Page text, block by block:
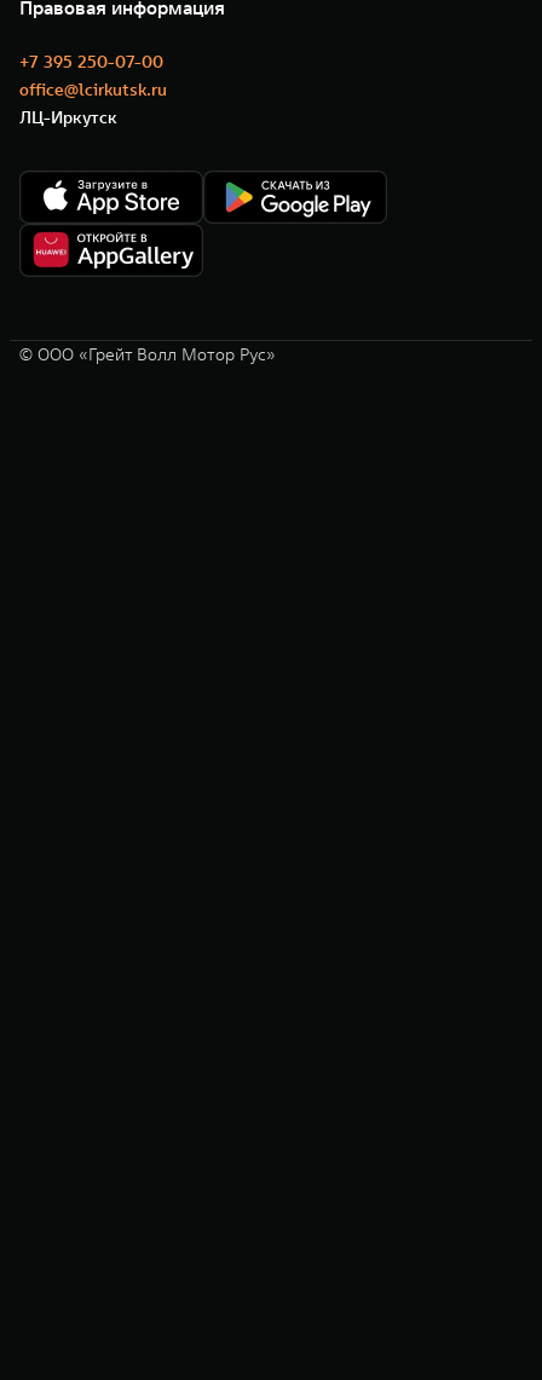
Моторные масла
Правовая информация
+7 395 250-07-00
office@lcirkutsk.ru
ЛЦ-Иркутск
© ООО «Грейт Волл Мотор Рус»